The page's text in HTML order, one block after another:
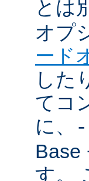
とは
オプ
ード
した
てコ
に、
Base
す。